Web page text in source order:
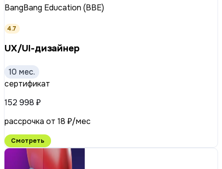
BangBang Education (BBE)
4.7
UX/UI-дизайнер
10 мес.
сертификат
152 998 ₽
рассрочка от 18 ₽/мес
Смотреть